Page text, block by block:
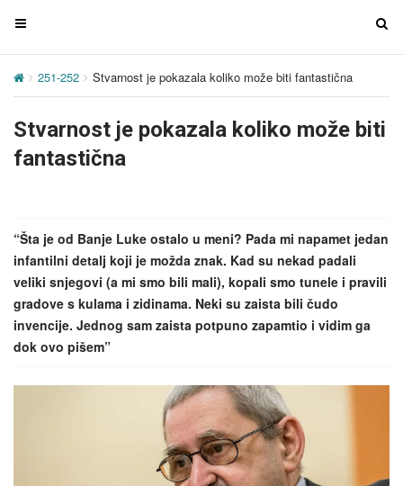
T
g
e
n
g
a
t
i
o
n
T
e
g
t
251-252 Stvarnost je pokazala koliko može biti fantastična
Stvarnost je pokazala koliko može biti
fantastična
“Šta je od Banje Luke ostalo u meni? Pada mi napamet jedan
infantilni detalj koji je možda znak. Kad su nekad padali
veliki snjegovi (a mi smo bili mali), kopali smo tunele i pravili
gradove s kulama i zidinama. Neki su zaista bili čudo
invencije. Jednog sam zaista potpuno zapamtio i vidim ga
dok ovo pišem”